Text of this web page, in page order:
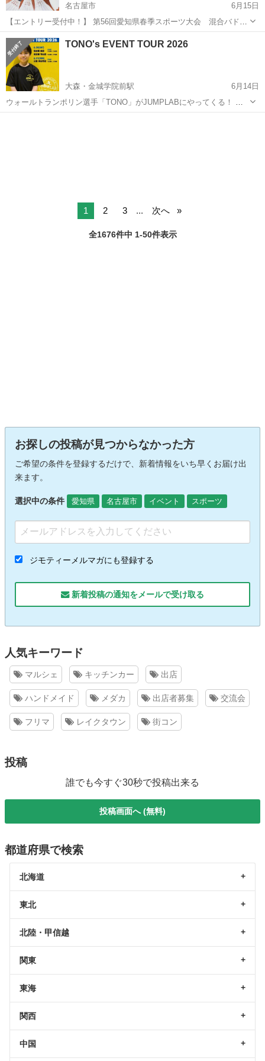
名古屋市
6月15日
【エントリー受付中！】 第56回愛知県春季スポーツ大会 混合バドミ
ントン大会【兼第36回全国スポーツ祭典（静岡県磐田）予選） 期日：
2026年7月5日（日） 会場：天白スポーツセンター 種目：混合ダブル
ス ...
愛知 名古屋市
TONO's EVENT TOUR 2026
大森・金城学院前駅
6月14日
ウォールトランポリン選手「TONO」がJUMPLABにやってくる！ ス
ペシャルパフォーマンスや、質問タイム、さらに参加型イベント「ト
1 2 3 ... 次へ
全1676件中 1-50件表示
お探しの投稿が見つからなかった方
ご希望の条件を登録するだけで、新着情報をいち早くお届け出
来ます。
選択中の条件 愛知県 名古屋市 イベント スポーツ
ジモティーメルマガにも登録する
新着投稿の通知をメールで受け取る
人気キーワード
マルシェ キッチンカー 出店
ハンドメイド メダカ 出店者募集 交流会
フリマ レイクタウン 街コン
投稿
誰でも今すぐ30秒で投稿出来る
投稿画面へ (無料)
都道府県で検索
北海道
東北
北陸・甲信越
関東
東海
関西
中国